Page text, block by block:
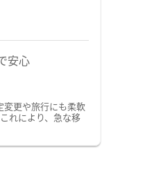
安心
変更や旅行にも柔軟
れにより、急な移